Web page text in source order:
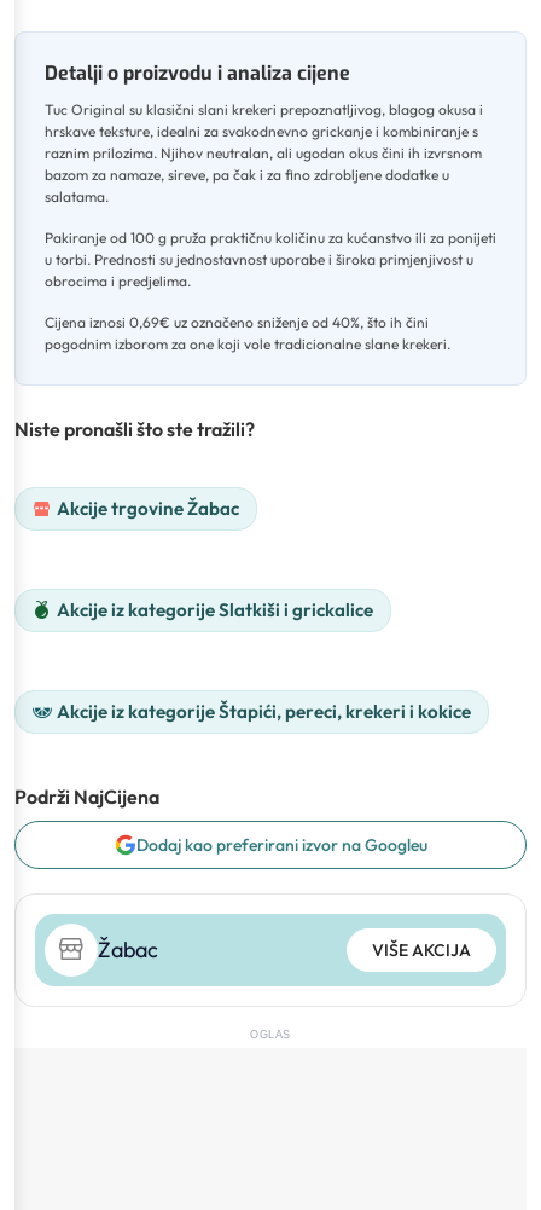
Detalji o proizvodu i analiza cijene
Tuc Original su klasični slani krekeri prepoznatljivog, blagog okusa i
hrskave teksture, idealni za svakodnevno grickanje i kombiniranje s
raznim prilozima. Njihov neutralan, ali ugodan okus čini ih izvrsnom
bazom za namaze, sireve, pa čak i za fino zdrobljene dodatke u
salatama.
Pakiranje od 100 g pruža praktičnu količinu za kućanstvo ili za ponijeti
u torbi. Prednosti su jednostavnost uporabe i široka primjenjivost u
obrocima i predjelima.
Cijena iznosi 0,69€ uz označeno sniženje od 40%, što ih čini
pogodnim izborom za one koji vole tradicionalne slane krekeri.
Niste pronašli što ste tražili?
Akcije trgovine Žabac
Akcije iz kategorije Slatkiši i grickalice
Akcije iz kategorije Štapići, pereci, krekeri i kokice
Podrži NajCijena
Dodaj kao preferirani izvor na Googleu
Žabac VIŠE AKCIJA
OGLAS